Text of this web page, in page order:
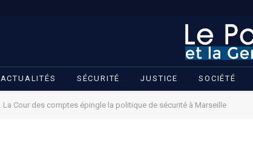
ACTUALITÉS SÉCURITÉ JUSTICE SOCIÉTÉ
La Cour des comptes épingle la politique de sécurité à Marseille